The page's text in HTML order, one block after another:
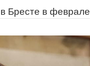
Бресте в феврале